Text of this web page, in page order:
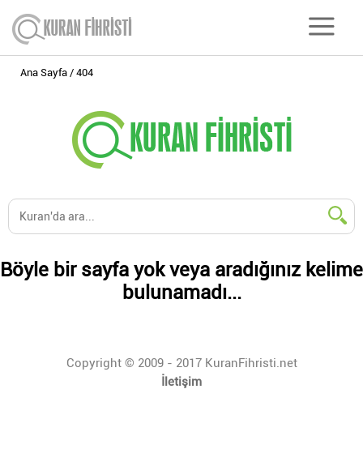
Ana Sayfa 404
Böyle bir sayfa yok veya aradığınız kelime
bulunamadı...
Copyright © 2009 - 2017 KuranFihristi.net
İletişim